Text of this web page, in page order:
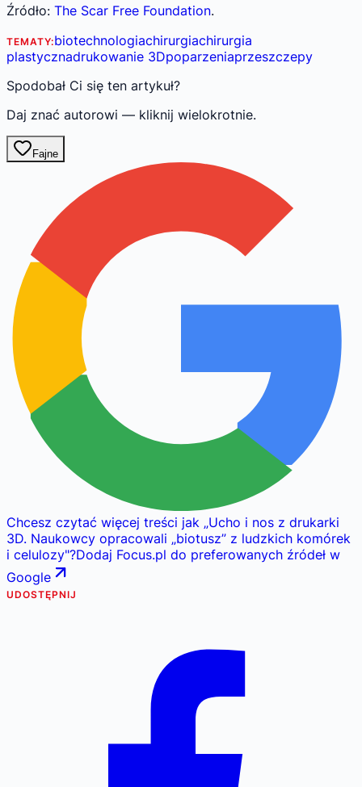
Źródło: The Scar Free Foundation.
TEMATY:biotechnologiachirurgiachirurgia
plastycznadrukowanie 3Dpoparzeniaprzeszczepy
Spodobał Ci się ten artykuł?
Daj znać autorowi — kliknij wielokrotnie.
Fajne
Chcesz czytać więcej treści jak „Ucho i nos z drukarki
3D. Naukowcy opracowali „biotusz” z ludzkich komórek
i celulozy"?Dodaj Focus.pl do preferowanych źródeł w
Google
UDOSTĘPNIJ